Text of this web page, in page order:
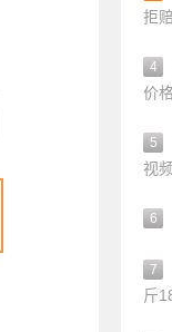
拒
4
价
5
视
6
7
斤